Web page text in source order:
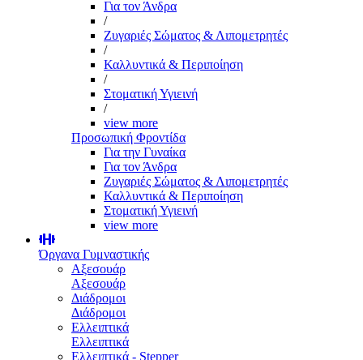
Για τον Άνδρα
/
Ζυγαριές Σώματος & Λιπομετρητές
/
Καλλυντικά & Περιποίηση
/
Στοματική Υγιεινή
/
view more
Προσωπική Φροντίδα
Για την Γυναίκα
Για τον Άνδρα
Ζυγαριές Σώματος & Λιπομετρητές
Καλλυντικά & Περιποίηση
Στοματική Υγιεινή
view more
Όργανα Γυμναστικής
Αξεσουάρ
Αξεσουάρ
Διάδρομοι
Διάδρομοι
Ελλειπτικά
Ελλειπτικά
Ελλειπτικά - Stepper